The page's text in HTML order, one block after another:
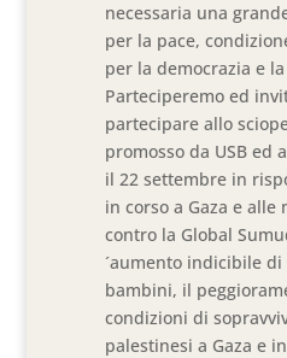
necessaria una
per la pace,
per la democrazia e
Parteciperemo ed
partecipare allo
promosso da USB ed
il 22 settembre in
in corso a Gaza e alle
contro la Global
´aumento indicibile
bambini, il
condizioni di
palestinesi a Gaza e